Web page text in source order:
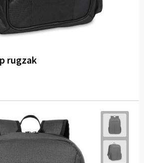
rugzak